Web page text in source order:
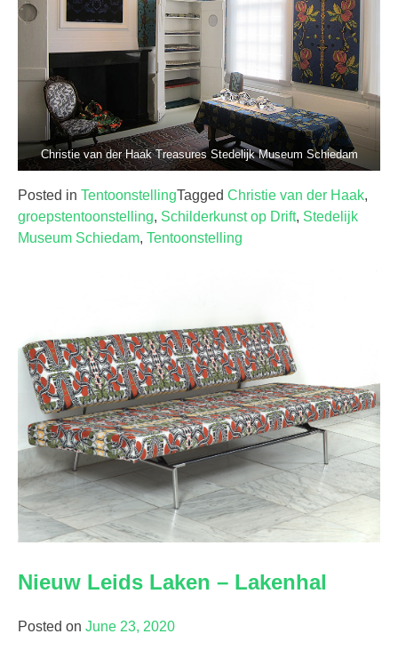
Christie van der Haak Treasures Stedelijk Museum Schiedam
Posted in TentoonstellingTagged Christie van der Haak,
groepstentoonstelling, Schilderkunst op Drift, Stedelijk
Museum Schiedam, Tentoonstelling
Nieuw Leids Laken – Lakenhal
Posted on June 23, 2020